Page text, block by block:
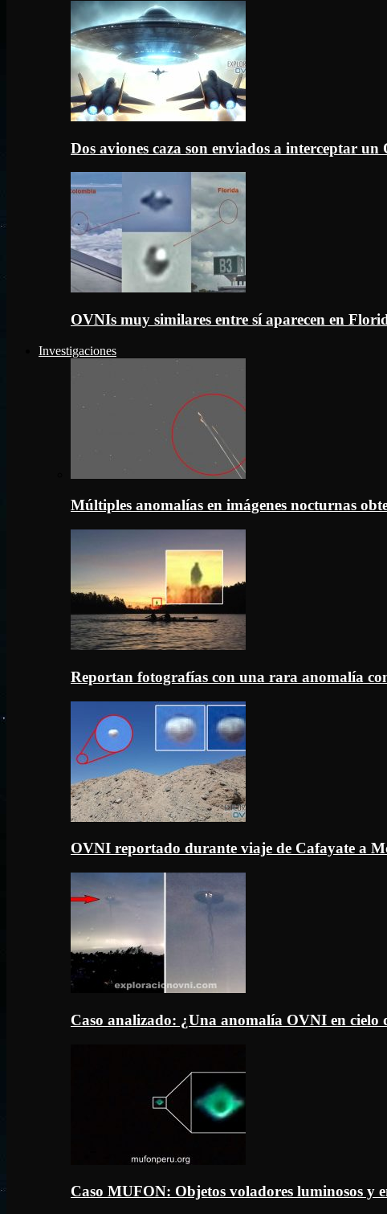
Dos aviones caza son enviados a interceptar
OVNIs muy similares entre sí aparecen en
Investigaciones
Múltiples anomalías en imágenes nocturnas
Reportan fotografías con una rara anomalía
OVNI reportado durante viaje de Cafayate a
Caso analizado: ¿Una anomalía OVNI en cielo
Caso MUFON: Objetos voladores luminosos y